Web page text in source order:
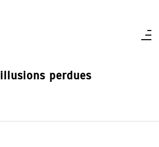
illusions perdues